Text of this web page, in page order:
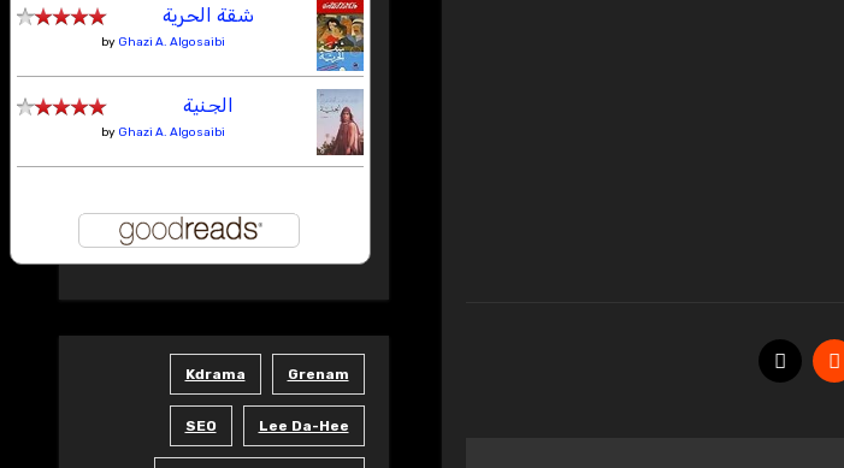
شقة الحرية
by Ghazi A. Algosaibi
الجنية
by Ghazi A. Algosaibi
Grenam
Kdrama
Lee Da-Hee
SEO